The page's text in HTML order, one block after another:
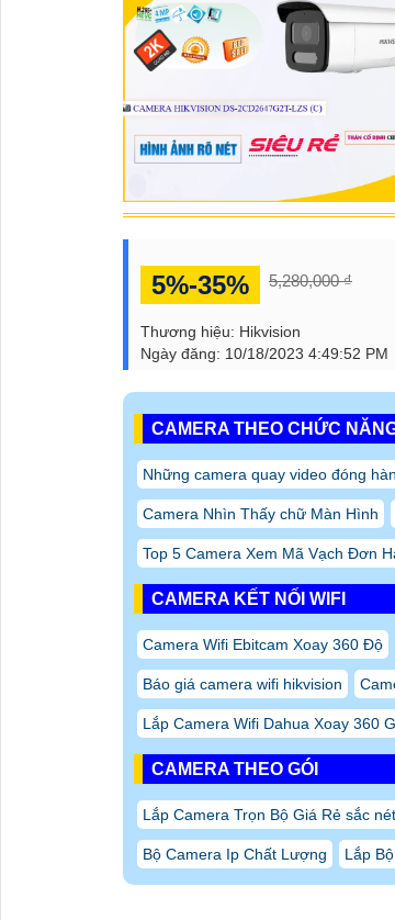
5%-35% 5,280,000 ₫
Thương hiệu: Hikvision
Ngày đăng: 10/18/2023 4:49:52 PM
CAMERA THEO CHỨC
Những camera quay video đóng
Camera Nhìn Thấy chữ Màn Hình
Top 5 Camera Xem Mã Vạch Đơn
CAMERA KẾT NỐI WIFI
Camera Wifi Ebitcam Xoay 360 Độ
Báo giá camera wifi hikvision
Lắp Camera Wifi Dahua Xoay 360
CAMERA THEO GÓI
Lắp Camera Trọn Bộ Giá Rẻ sắc nét
Bộ Camera Ip Chất Lượng Lắp